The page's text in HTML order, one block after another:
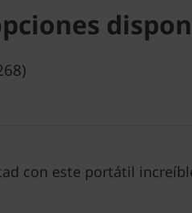
con este portátil